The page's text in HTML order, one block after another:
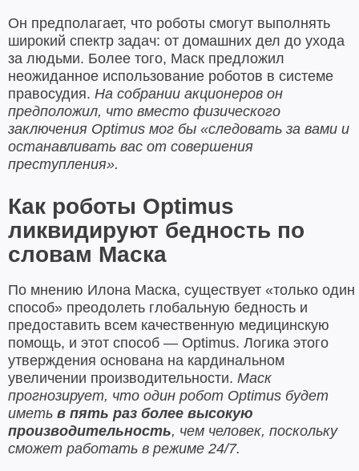
Он предполагает, что роботы смогут выполнять
широкий спектр задач: от домашних дел до ухода
за людьми. Более того, Маск предложил
неожиданное использование роботов в системе
правосудия. На собрании акционеров он
предположил, что вместо физического
заключения Optimus мог бы «следовать за вами и
останавливать вас от совершения
преступления».
Как роботы Optimus
ликвидируют бедность по
словам Маска
По мнению Илона Маска, существует «только один
способ» преодолеть глобальную бедность и
предоставить всем качественную медицинскую
помощь, и этот способ — Optimus. Логика этого
утверждения основана на кардинальном
увеличении производительности. Маск
прогнозирует, что один робот Optimus будет
иметь в пять раз более высокую
производительность, чем человек, поскольку
сможет работать в режиме 24/7.